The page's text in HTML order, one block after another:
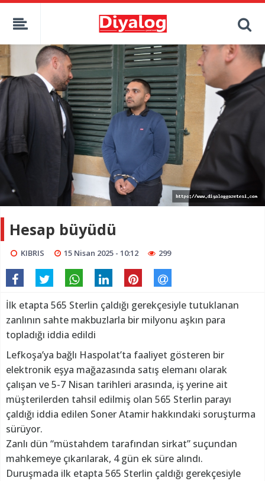
Hesap büyüdü
KIBRIS 15 Nisan 2025 - 10:12 299
İlk etapta 565 Sterlin çaldığı gerekçesiyle tutuklanan
zanlının sahte makbuzlarla bir milyonu aşkın para
topladığı iddia edildi
Lefkoşa’ya bağlı Haspolat’ta faaliyet gösteren bir
elektronik eşya mağazasında satış elemanı olarak
çalışan ve 5-7 Nisan tarihleri arasında, iş yerine ait
müşterilerden tahsil edilmiş olan 565 Sterlin parayı
çaldığı iddia edilen Soner Atamir hakkındaki soruşturma
sürüyor.
Zanlı dün “müstahdem tarafından sirkat” suçundan
mahkemeye çıkarılarak, 4 gün ek süre alındı.
Duruşmada ilk etapta 565 Sterlin çaldığı gerekçesiyle